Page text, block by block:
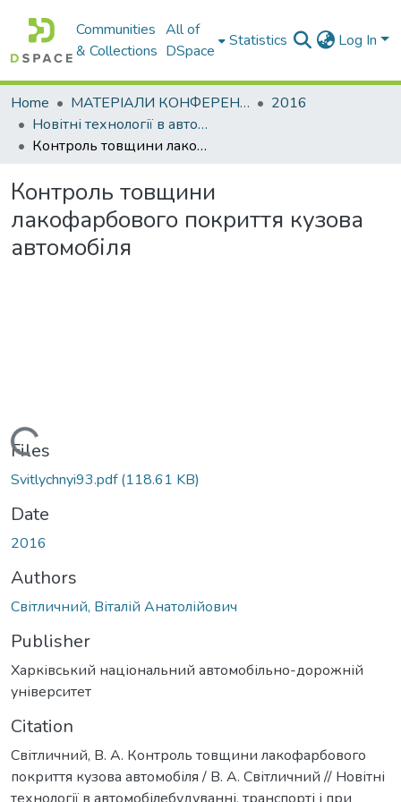
Communities
& Collections
All of
DSpace
Statistics Log In
Home МАТЕРІАЛИ КОНФЕРЕНЦІЙ
2016
Новітні технології в автомобілебудуванні, транспорті і при підготовки фахівців
Контроль товщини лакофарбового покриття кузова автомобіля
Контроль товщини
лакофарбового покриття кузова
автомобіля
Loading...
Files
Svitlychnyi93.pdf(118.61 KB)
Date
2016
Authors
Світличний, Віталій Анатолійович
Publisher
Харківський національний автомобільно-дорожній
університет
Citation
Світличний, В. А. Контроль товщини лакофарбового
покриття кузова автомобіля / В. А. Світличний // Новітні